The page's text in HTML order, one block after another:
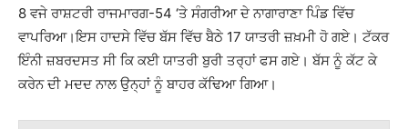
8 ਵਜੇ ਰਾਸ਼ਟਰੀ ਰਾਜਮਾਰਗ-54 ‘ਤੇ ਸੰਗਰੀਆ ਦੇ ਨਾਗਾਰਾਣਾ ਪਿੰਡ ਵਿੱਚ
ਵਾਪਰਿਆ।ਇਸ ਹਾਦਸੇ ਵਿੱਚ ਬੱਸ ਵਿੱਚ ਬੈਠੇ 17 ਯਾਤਰੀ ਜ਼ਖ਼ਮੀ ਹੋ ਗਏ। ਟੱਕਰ
ਇੰਨੀ ਜ਼ਬਰਦਸਤ ਸੀ ਕਿ ਕਈ ਯਾਤਰੀ ਬੁਰੀ ਤਰ੍ਹਾਂ ਫਸ ਗਏ। ਬੱਸ ਨੂੰ ਕੱਟ ਕੇ
ਕਰੇਨ ਦੀ ਮਦਦ ਨਾਲ ਉਨ੍ਹਾਂ ਨੂੰ ਬਾਹਰ ਕੱਢਿਆ ਗਿਆ।